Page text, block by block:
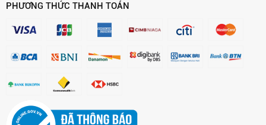
PHƯƠNG THỨC THANH TOÁN